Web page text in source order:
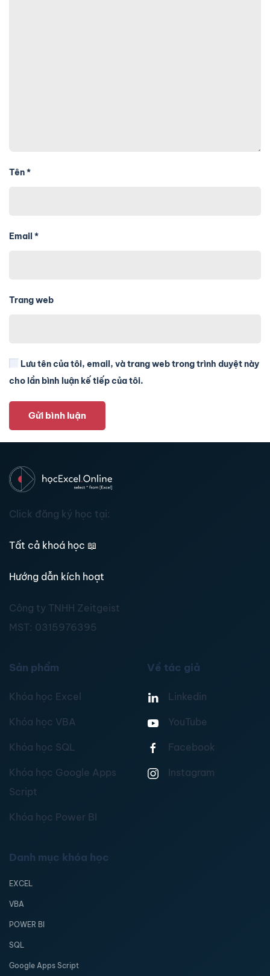
Tên*
Email *
Trang web
Lưu tên của tôi, email, và trang web trong trình duyệt này
cho lần bình luận kế tiếp của tôi.
Gửi bình luận
Click đăng ký học tại:
Tất cả khoá học 📖
Hướng dẫn kích hoạt
Công ty TNHH Zeitgeist
MST: 0315976395
Sản phẩm
Khóa học Excel
Khóa học VBA
Khóa học SQL
Khóa học Google Apps
Script
Khóa học Power BI
Về tác giả
Linkedin
YouTube
Facebook
Instagram
Danh mục khóa học
EXCEL
VBA
POWER BI
SQL
Google Apps Script